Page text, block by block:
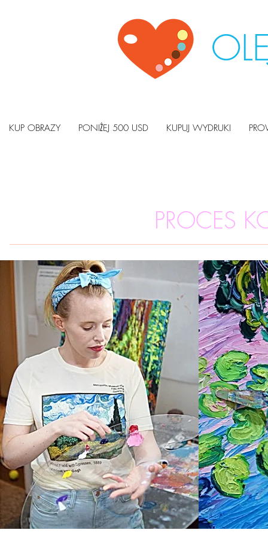
KUP OBRAZY PONIŻEJ 500 USD KUPUJ WYDRUKI
PROCES